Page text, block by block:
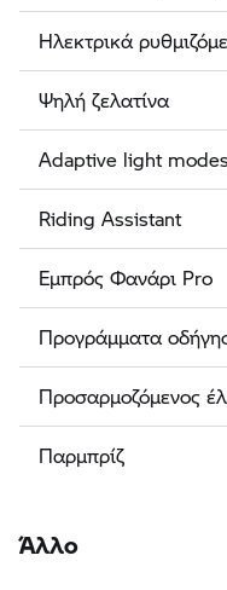
Ηλεκτρικά
Ψηλή ζελατίνα
Adaptive light
Riding Assistant
Εμπρός Φανάρι Pro
Προγράμματα
Προσαρμοζόμενος
Παρμπρίζ
Άλλο